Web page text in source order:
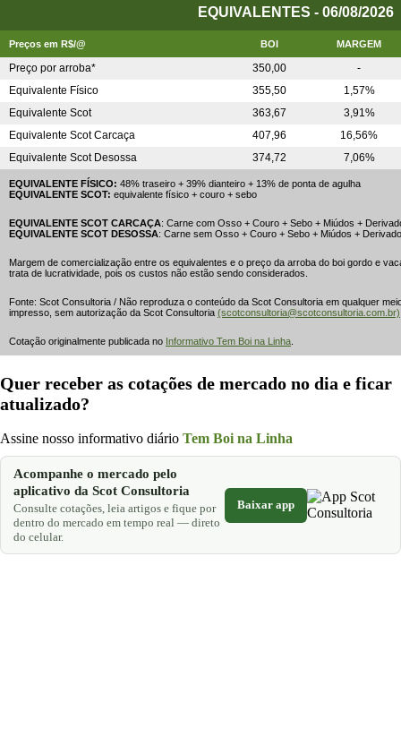
EQUIVALENTES - 06/08/2026
Preços em R$/@ BOI MARGEM
Preço por arroba* 350,00
-
Equivalente Físico
355,50
1,57%
Equivalente Scot
363,67
3,91%
Equivalente Scot Carcaça
407,96
16,56%
Equivalente Scot Desossa
374,72 7,06%
EQUIVALENTE FÍSICO: 48% traseiro + 39% dianteiro + 13% de ponta de agulha
EQUIVALENTE SCOT: equivalente físico + couro + sebo
EQUIVALENTE SCOT CARCAÇA: Carne com Osso + Couro + Sebo + Miúdos +
EQUIVALENTE SCOT DESOSSA: Carne sem Osso + Couro + Sebo + Miúdos +
Margem de comercialização entre os equivalentes e o preço da arroba do boi gordo e
trata de lucratividade, pois os custos não estão sendo considerados.
Fonte: Scot Consultoria / Não reproduza o conteúdo da Scot Consultoria em qualquer
impresso, sem autorização da Scot Consultoria (scotconsultoria@scotconsultoria.com.br)
Cotação originalmente publicada no Informativo Tem Boi na Linha
Quer receber as cotações de mercado no dia e ficar
atualizado?
Assine nosso informativo diário Tem Boi na Linha
Acompanhe o mercado pelo
aplicativo da Scot Consultoria
Consulte cotações, leia artigos e fique por
dentro do mercado em tempo real — direto
do celular.
Baixar app